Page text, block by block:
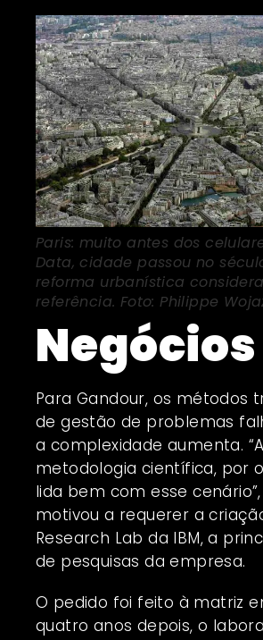
Paris: muito antes dos
Data, cidade passou no
reforma urbanística
referência. Foto: Philippe
Negócios
Para Gandour, os métodos
de gestão de problemas
a complexidade aumenta. “A
metodologia científica, por
lida bem com esse cenário”,
motivou a requerer a
Research Lab da IBM, a
de pesquisas da empresa.
O pedido foi feito à matriz
quatro anos depois, o